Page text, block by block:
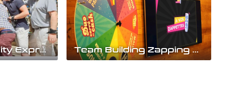
Team building City Express Team Building Zapping TV